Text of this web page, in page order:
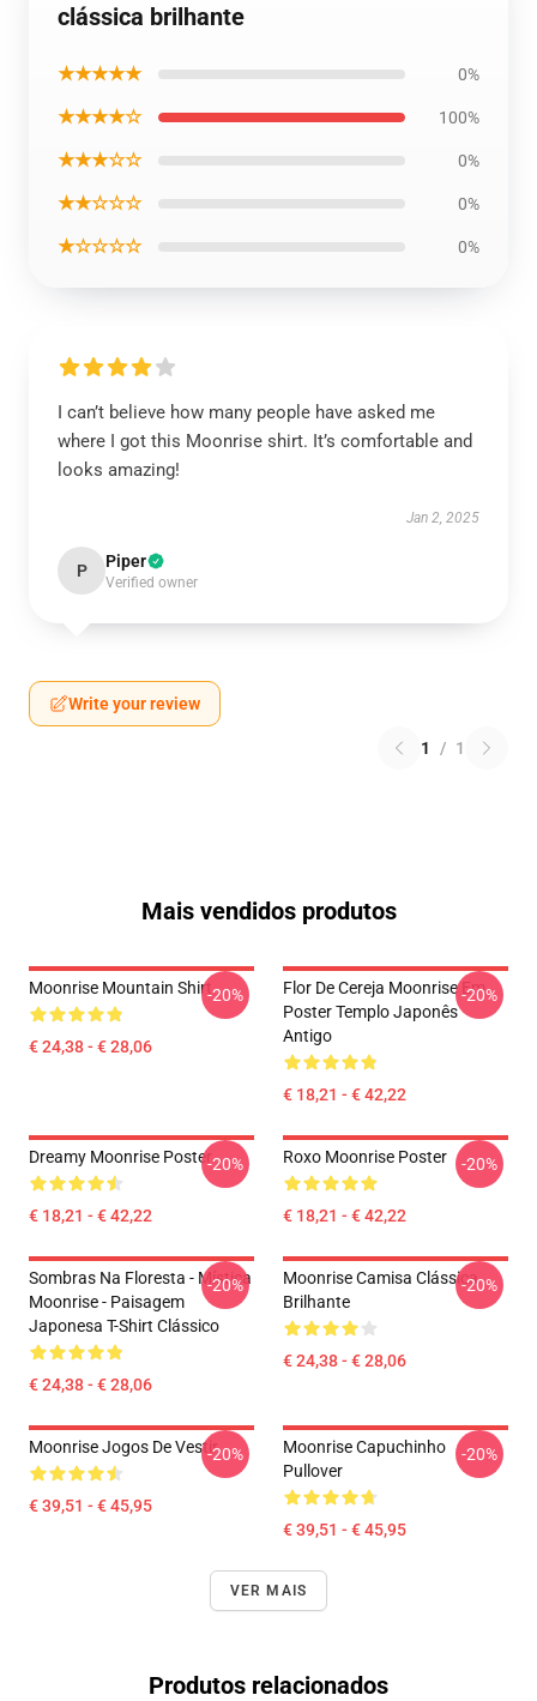
clássica brilhante
★★★★★ 0%
★★★★☆ 100%
★★★☆☆ 0%
★★☆☆☆ 0%
★☆☆☆☆ 0%
I can’t believe how many people have asked me
where I got this Moonrise shirt. It’s comfortable and
looks amazing!
Jan 2, 2025
P Piper
Verified owner
Write your review
1 / 1
Mais vendidos produtos
Moonrise Mountain Shirt
€ 24,38 - € 28,06
-20%
Flor De Cereja Moonrise Em
Poster Templo Japonês
Antigo
€ 18,21 - € 42,22
-20%
Dreamy Moonrise Poster
€ 18,21 - € 42,22
-20% Roxo Moonrise Poster
€ 18,21 - € 42,22
-20%
Sombras Na Floresta - Mística
Moonrise - Paisagem
Japonesa T-Shirt Clássico
€ 24,38 - € 28,06
-20%
Moonrise Camisa Clássica
Brilhante
€ 24,38 - € 28,06
-20%
Moonrise Jogos De Vestir
€ 39,51 - € 45,95
-20%
Moonrise Capuchinho
Pullover
€ 39,51 - € 45,95
-20%
VER MAIS
Produtos relacionados